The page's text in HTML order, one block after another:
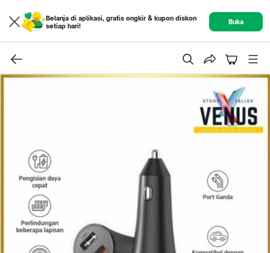
Belanja di aplikasi, gratis ongkir & kupon diskon
setiap hari!
Buka